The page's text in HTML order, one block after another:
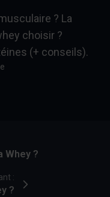
? La
choisir ?
(+ conseils).
Whey ?
:
?